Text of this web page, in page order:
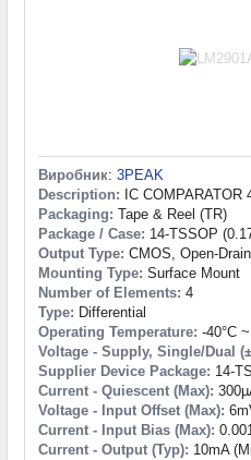
Виробник: 3PEAK
Description: IC COMPARATOR
Packaging: Tape & Reel (TR)
Package / Case: 14-TSSOP
Output Type: CMOS, Open-
Mounting Type: Surface Mount
Number of Elements: 4
Type: Differential
Operating Temperature: -40°C
Voltage - Supply, Single/Dual
Supplier Device Package: 14-
Current - Quiescent (Max):
Voltage - Input Offset (Max):
Current - Input Bias (Max):
Current - Output (Typ): 10mA